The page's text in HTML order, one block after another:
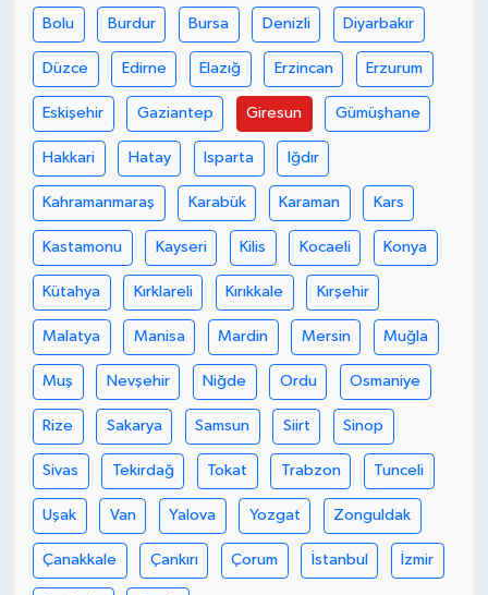
Bolu Burdur Bursa Denizli Diyarbakır
Düzce Edirne Elazığ Erzincan Erzurum
Eskişehir Gaziantep Giresun Gümüşhane
Hakkari Hatay Isparta Iğdır
Kahramanmaraş Karabük Karaman Kars
Kastamonu Kayseri Kilis Kocaeli Konya
Kütahya Kırklareli Kırıkkale Kırşehir
Malatya Manisa Mardin Mersin Muğla
Muş Nevşehir Niğde Ordu Osmaniye
Rize Sakarya Samsun Siirt Sinop
Sivas Tekirdağ Tokat Trabzon Tunceli
Uşak Van Yalova Yozgat Zonguldak
Çanakkale Çankırı Çorum İstanbul İzmir